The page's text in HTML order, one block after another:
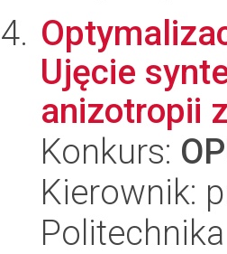
Ujęcie
anizotropii
Konkurs:
Kierownik: